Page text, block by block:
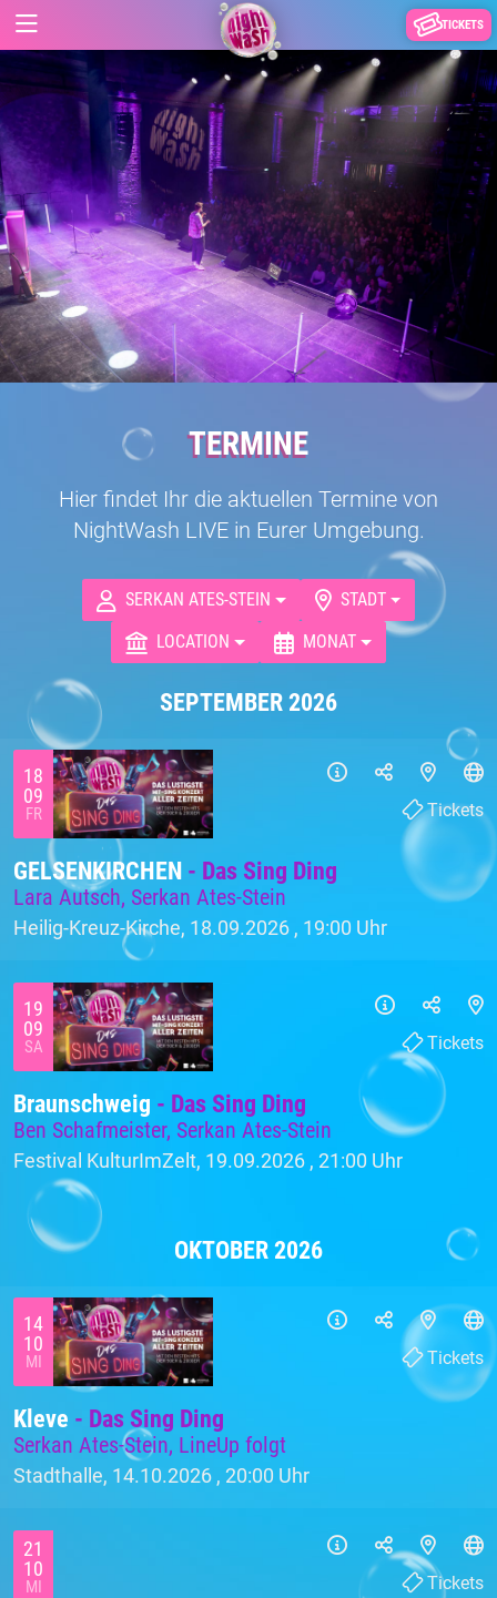
TICKETS
TERMINE
Hier findet Ihr die aktuellen Termine von
NightWash LIVE in Eurer Umgebung.
SERKAN ATES-STEIN
STADT
LOCATION
MONAT
SEPTEMBER 2026
18
09
FR
GELSENKIRCHEN - Das Sing Ding
Lara Autsch, Serkan Ates-Stein
Heilig-Kreuz-Kirche, 18.09.2026 , 19:00 Uhr
Tickets
19
09
SA
Braunschweig - Das Sing Ding
Ben Schafmeister, Serkan Ates-Stein
Festival KulturImZelt, 19.09.2026 , 21:00 Uhr
Tickets
OKTOBER 2026
14
10
MI
Kleve - Das Sing Ding
Serkan Ates-Stein, LineUp folgt
Stadthalle, 14.10.2026 , 20:00 Uhr
Tickets
21
10
MI Tickets